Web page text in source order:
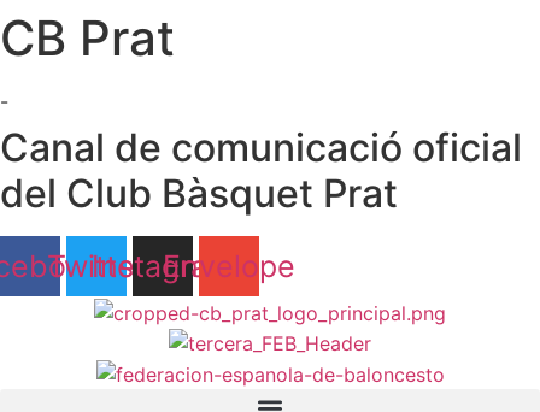
Ir
al
CB Prat
-
Canal de comunicació oficial
del Club Bàsquet Prat
Twitter
Instagram
Envelope